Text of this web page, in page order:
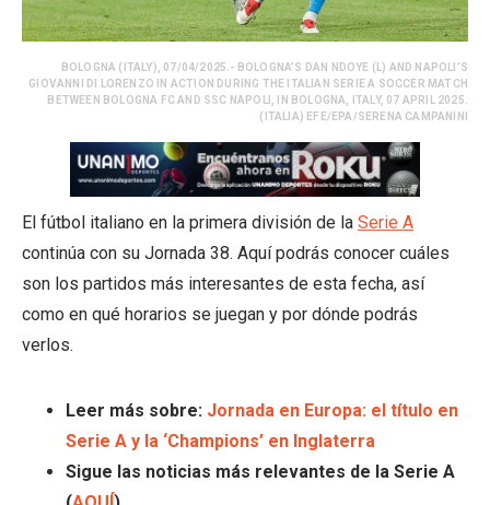
BOLOGNA (ITALY), 07/04/2025.- BOLOGNA’S DAN NDOYE (L) AND NAPOLI’S
GIOVANNI DI LORENZO IN ACTION DURING THE ITALIAN SERIE A SOCCER MATCH
BETWEEN BOLOGNA FC AND SSC NAPOLI, IN BOLOGNA, ITALY, 07 APRIL 2025.
(ITALIA) EFE/EPA/SERENA CAMPANINI
El fútbol italiano en la primera división de la Serie A
continúa con su Jornada 38. Aquí podrás conocer cuáles
son los partidos más interesantes de esta fecha, así
como en qué horarios se juegan y por dónde podrás
verlos.
Leer más sobre: Jornada en Europa: el título en
Serie A y la ‘Champions’ en Inglaterra
Sigue las noticias más relevantes de la Serie A